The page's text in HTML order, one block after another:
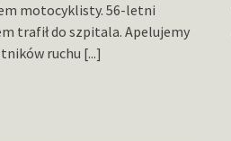
motocyklisty. 56-letni
trafił do szpitala. Apelujemy
ruchu [...]